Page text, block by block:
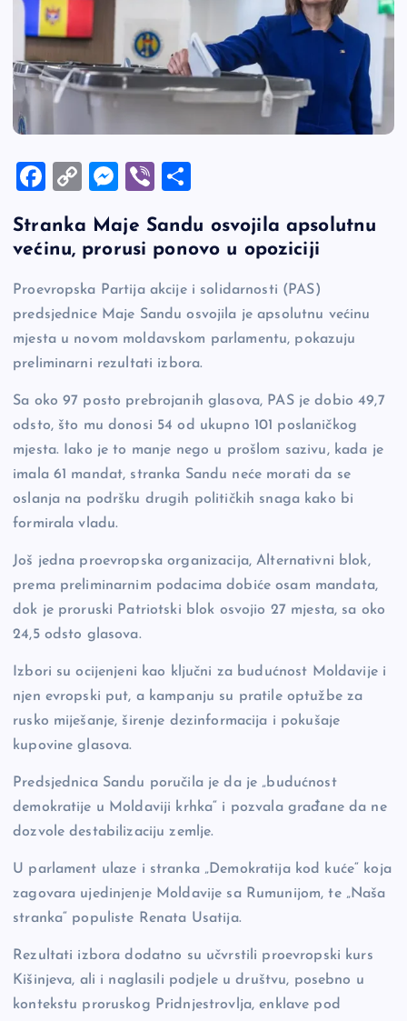
F
c
e
b
o
o
C
p
y
Li
n
k
M
se
n
g
er
Vi
er ar
e
Stranka Maje Sandu osvojila apsolutnu
većinu, prorusi ponovo u opoziciji
Proevropska Partija akcije i solidarnosti (PAS)
predsjednice Maje Sandu osvojila je apsolutnu većinu
mjesta u novom moldavskom parlamentu, pokazuju
preliminarni rezultati izbora.
Sa oko 97 posto prebrojanih glasova, PAS je dobio 49,7
odsto, što mu donosi 54 od ukupno 101 poslaničkog
mjesta. Iako je to manje nego u prošlom sazivu, kada je
imala 61 mandat, stranka Sandu neće morati da se
oslanja na podršku drugih političkih snaga kako bi
formirala vladu.
Još jedna proevropska organizacija, Alternativni blok,
prema preliminarnim podacima dobiće osam mandata,
dok je proruski Patriotski blok osvojio 27 mjesta, sa oko
24,5 odsto glasova.
Izbori su ocijenjeni kao ključni za budućnost Moldavije i
njen evropski put, a kampanju su pratile optužbe za
rusko miješanje, širenje dezinformacija i pokušaje
kupovine glasova.
Predsjednica Sandu poručila je da je „budućnost
demokratije u Moldaviji krhka“ i pozvala građane da ne
dozvole destabilizaciju zemlje.
U parlament ulaze i stranka „Demokratija kod kuće“ koja
zagovara ujedinjenje Moldavije sa Rumunijom, te „Naša
stranka“ populiste Renata Usatija.
Rezultati izbora dodatno su učvrstili proevropski kurs
Kišinjeva, ali i naglasili podjele u društvu, posebno u
kontekstu proruskog Pridnjestrovlja, enklave pod